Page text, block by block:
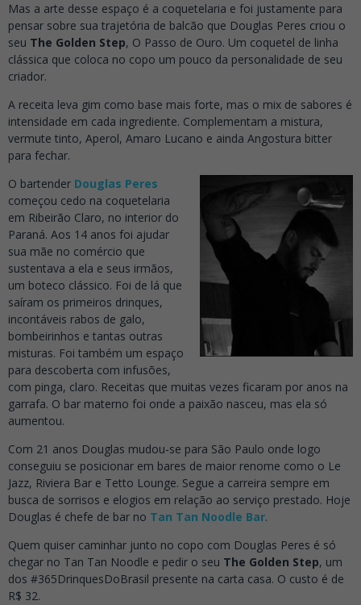
Mas a arte desse espaço é a coquetelaria e foi justamente para
pensar sobre sua trajetória de balcão que Douglas Peres criou o
seu The Golden Step, O Passo de Ouro. Um coquetel de linha
clássica que coloca no copo um pouco da personalidade de seu
criador.
A receita leva gim como base mais forte, mas o mix de sabores é
intensidade em cada ingrediente. Complementam a mistura,
vermute tinto, Aperol, Amaro Lucano e ainda Angostura bitter
para fechar.
O bartender Douglas Peres
começou cedo na coquetelaria
em Ribeirão Claro, no interior do
Paraná. Aos 14 anos foi ajudar
sua mãe no comércio que
sustentava a ela e seus irmãos,
um boteco clássico. Foi de lá que
saíram os primeiros drinques,
incontáveis rabos de galo,
bombeirinhos e tantas outras
misturas. Foi também um espaço
para descoberta com infusões,
com pinga, claro. Receitas que muitas vezes ficaram por anos na
garrafa. O bar materno foi onde a paixão nasceu, mas ela só
aumentou.
Com 21 anos Douglas mudou-se para São Paulo onde logo
conseguiu se posicionar em bares de maior renome como o Le
Jazz, Riviera Bar e Tetto Lounge. Segue a carreira sempre em
busca de sorrisos e elogios em relação ao serviço prestado. Hoje
Douglas é chefe de bar no Tan Tan Noodle Bar.
Quem quiser caminhar junto no copo com Douglas Peres é só
chegar no Tan Tan Noodle e pedir o seu The Golden Step, um
dos #365DrinquesDoBrasil presente na carta casa. O custo é de
R$ 32.